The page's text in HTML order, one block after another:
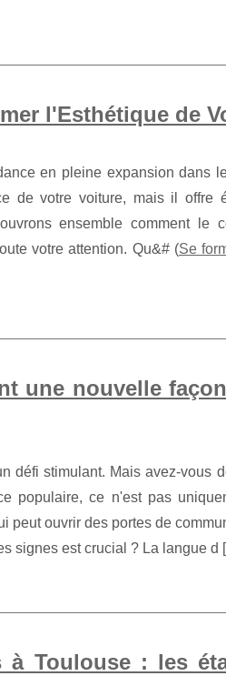
l'Esthétique de
en pleine expansion dans
de votre voiture, mais il offre
ensemble comment le
votre attention. Qu&# (Se
une nouvelle
défi stimulant. Mais avez-vous
populaire, ce n'est pas
peut ouvrir des portes de
signes est crucial ? La langue d [
à Toulouse : les